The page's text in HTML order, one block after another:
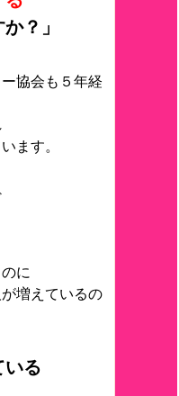
？」
協会も５年経
ます。
に
増えているの
いる